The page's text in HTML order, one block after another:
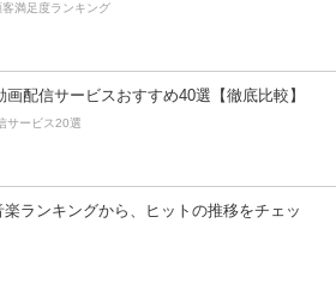
客満足度ランキング
画配信サービスおすすめ40選【徹底比較】
サービス20選
楽ランキングから、ヒットの推移をチェッ